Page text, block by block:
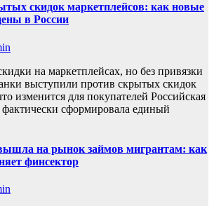
скидок маркетплейсов: как новые
в России
на маркетплейсах, но без привязки
выступили против скрытых скидок
изменится для покупателей Российская
фактически сформировала единый
на рынок займов мигрантам: как
финсектор